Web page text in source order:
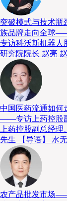
清真产业发展。
马来西亚政府
2006年，清真
真食品在内的
部（JAKIM）则
除了建立全面
出“2030年清
突破模式与技术瓶
族品牌走向全球
专访科沃斯机器人
研究院院长 赵亮
中国医药流通如何
——专访上药控股
上药控股副总经
先生 【导语】 水
农产品批发市场